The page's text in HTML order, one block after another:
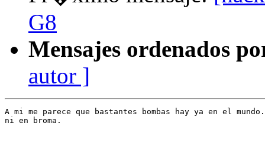
G8
Mensajes ordenados
autor ]
A mi me parece que bastantes bombas hay ya en el
ni en broma.